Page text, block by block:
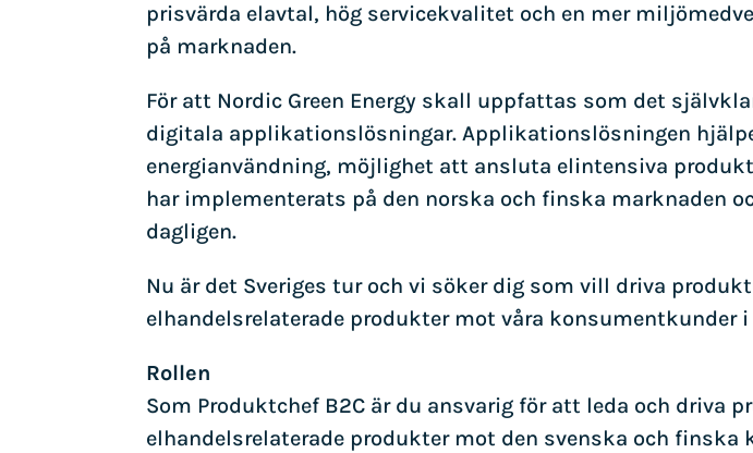
prisvärda elavtal, hög servicekvalitet och en mer
på marknaden.
För att Nordic Green Energy skall uppfattas som det
digitala applikationslösningar. Applikationslösningen
energianvändning, möjlighet att ansluta elintensiva
har implementerats på den norska och finska marknaden
dagligen.
Nu är det Sveriges tur och vi söker dig som vill driva
elhandelsrelaterade produkter mot våra konsumentkunder i
Rollen
Som Produktchef B2C är du ansvarig för att leda och driva
elhandelsrelaterade produkter mot den svenska och